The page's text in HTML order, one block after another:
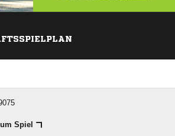
Spiel